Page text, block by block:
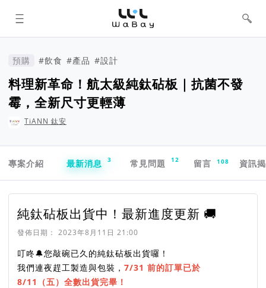
WaBay 挖貝 | 台灣最值得信賴的群眾
集資 / 群眾募資平台
預購 #飲食 #產品 #設計
料理新革命！航太級純鈦砧板｜抗菌不發
霉，全新尺寸更輕薄
TiANN 鈦安
專案介紹
最新消息 3 常見問題 12 留言 108 資訊
純鈦砧板出貨中！最新進度更新 🚚
發佈日期： 2023年8月11日 21:00
叮咚🔔您敲碗已久的純鈦砧板出貨囉！
我們連夜趕工製造與包裝， 7/31 前的訂單已於
8/11（五）全數出貨完畢！